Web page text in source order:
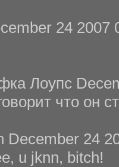
24 2007
Лоупс
что он
December 24
u jknn, bitch!